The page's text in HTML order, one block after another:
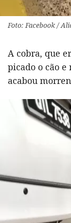
Foto: Facebook /
A cobra, que
picado o cão
acabou